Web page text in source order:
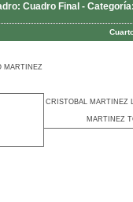
Cuadro Final -
MARTINEZ
CRISTOBAL MARTINEZ
MARTINEZ